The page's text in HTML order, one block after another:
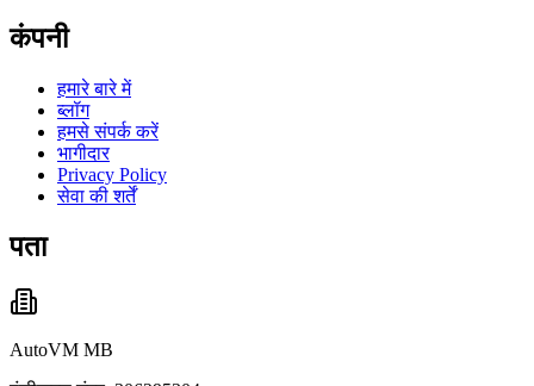
कंपनी
हमारे बारे में
ब्लॉग
हमसे संपर्क करें
भागीदार
Privacy Policy
सेवा की शर्तें
पता
AutoVM MB